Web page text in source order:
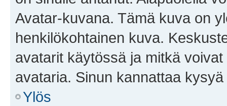
Avatar-kuvana. Tämä kuva on
henkilökohtainen kuva.
avatarit käytössä ja mitkä
avataria. Sinun kannattaa
Ylös